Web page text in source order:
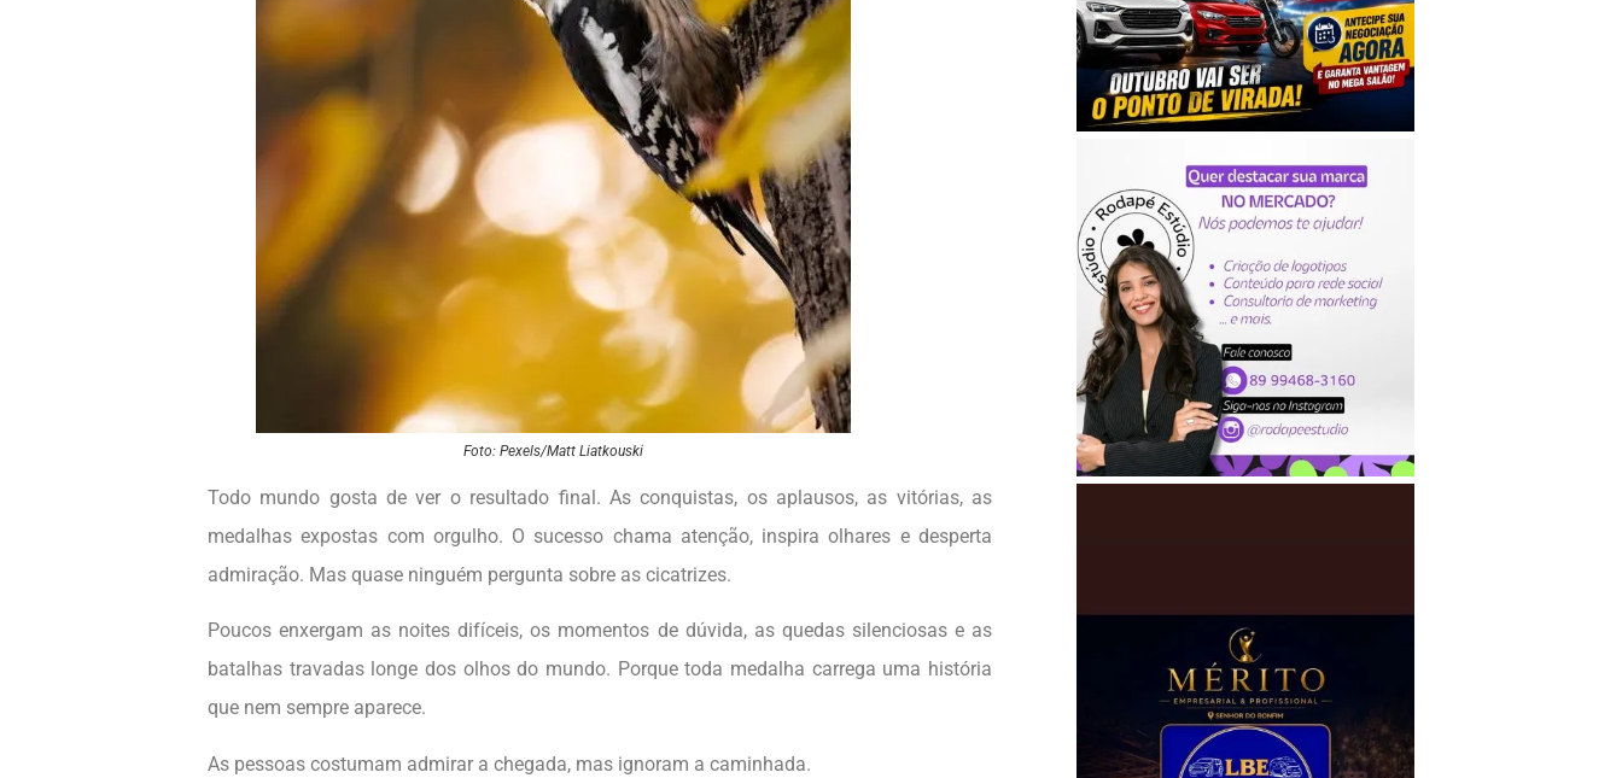
Foto: Pexels/Matt Liatkouski
Todo mundo gosta de ver o resultado final. As conquistas, os aplausos, as vitórias, as
medalhas expostas com orgulho. O sucesso chama atenção, inspira olhares e desperta
admiração. Mas quase ninguém pergunta sobre as cicatrizes.
Poucos enxergam as noites difíceis, os momentos de dúvida, as quedas silenciosas e as
batalhas travadas longe dos olhos do mundo. Porque toda medalha carrega uma história
que nem sempre aparece.
As pessoas costumam admirar a chegada, mas ignoram a caminhada.